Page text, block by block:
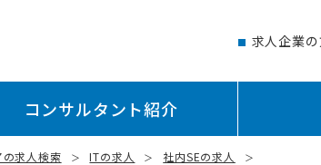
求人企業の
コンサルタント紹介
求人検索 ITの求人
社内SEの求人